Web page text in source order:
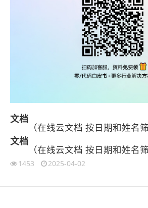
文档
（在线云文档 按日期和姓名
文档
（在线云文档 按日期和姓名筛
1453 2025-04-02